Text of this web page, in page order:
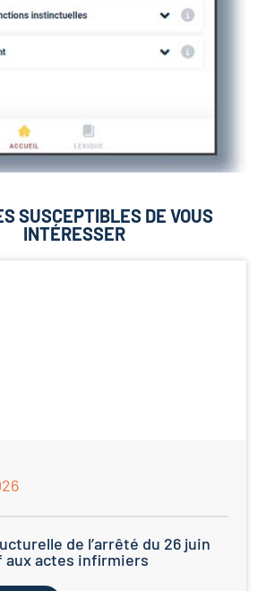
SUSCEPTIBLES DE VOUS
INTÉRESSER
de l’arrêté du 26 juin
aux actes infirmiers